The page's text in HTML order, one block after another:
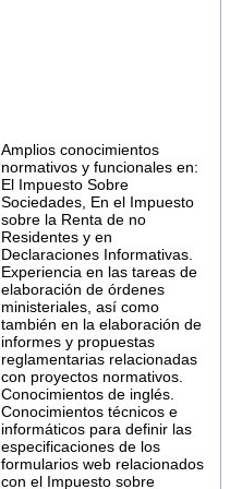
Amplios conocimientos
normativos y funcionales en:
El Impuesto Sobre
Sociedades, En el Impuesto
sobre la Renta de no
Residentes y en
Declaraciones Informativas.
Experiencia en las tareas de
elaboración de órdenes
ministeriales, así como
también en la elaboración de
informes y propuestas
reglamentarias relacionadas
con proyectos normativos.
Conocimientos de inglés.
Conocimientos técnicos e
informáticos para definir las
especificaciones de los
formularios web relacionados
con el Impuesto sobre